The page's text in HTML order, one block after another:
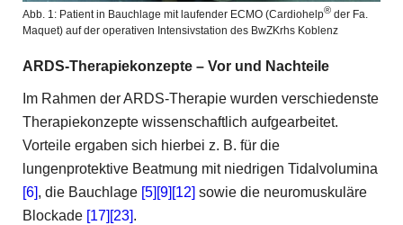
Abb. 1: Patient in Bauchlage mit laufender ECMO (Cardiohelp® der Fa.
Maquet) auf der operativen Intensivstation des BwZKrhs Koblenz
ARDS-Therapiekonzepte – Vor und Nachteile
Im Rahmen der ARDS-Therapie wurden verschiedenste
Therapiekonzepte wissenschaftlich aufgearbeitet.
Vorteile ergaben sich hierbei z. B. für die
lungenprotektive Beatmung mit niedrigen Tidalvolumina
[6], die Bauchlage [5] [9] [12] sowie die neuromuskuläre
Blockade [17] [23].